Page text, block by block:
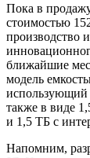
Пока в
стоимостью
производство
ближайшие
модель
использующий
также в виде
и 1,5 ТБ с
Напомним,